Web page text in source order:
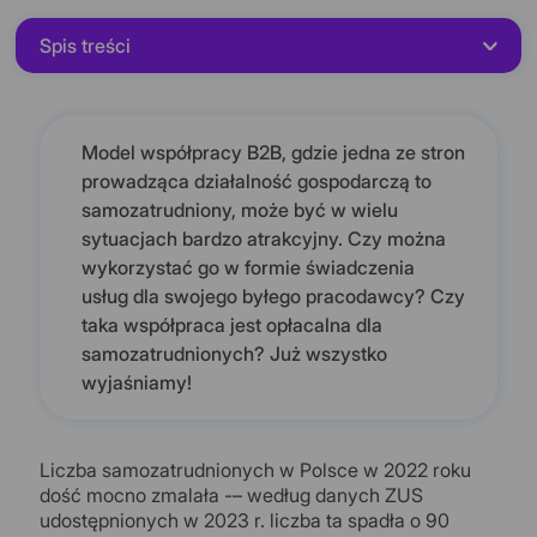
Spis treści
Model współpracy B2B, gdzie jedna ze stron
prowadząca działalność gospodarczą to
samozatrudniony, może być w wielu
sytuacjach bardzo atrakcyjny. Czy można
wykorzystać go w formie świadczenia
usług dla swojego byłego pracodawcy? Czy
taka współpraca jest opłacalna dla
samozatrudnionych? Już wszystko
wyjaśniamy!
Liczba samozatrudnionych w Polsce w 2022 roku
dość mocno zmalała -– według danych ZUS
udostępnionych w 2023 r. liczba ta spadła o 90